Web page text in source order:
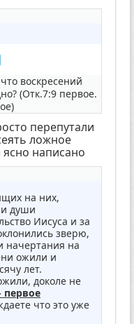
воскресений
(Отк.7:9 первое.
перепутали
ложное
написано
на них,
и души
Иисуса и за
зверю,
начертания на
ожили и
лет.
доколе не
первое
что это уже